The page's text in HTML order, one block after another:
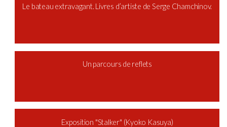
Le bateau extravagant. Livres d’artiste de Serge Chamchinov.
Un parcours de reflets
Exposition "Stalker" (Kyoko Kasuya)